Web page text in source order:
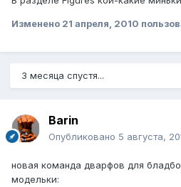
Изменено 21 апреля, 2010
3 месяца спустя...
Barin
Опубликовано 5 августа,
новая команда дварфов для
модельки: